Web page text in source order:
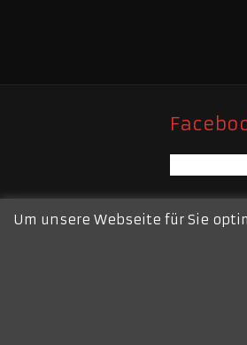
Um unsere Webseite für Sie